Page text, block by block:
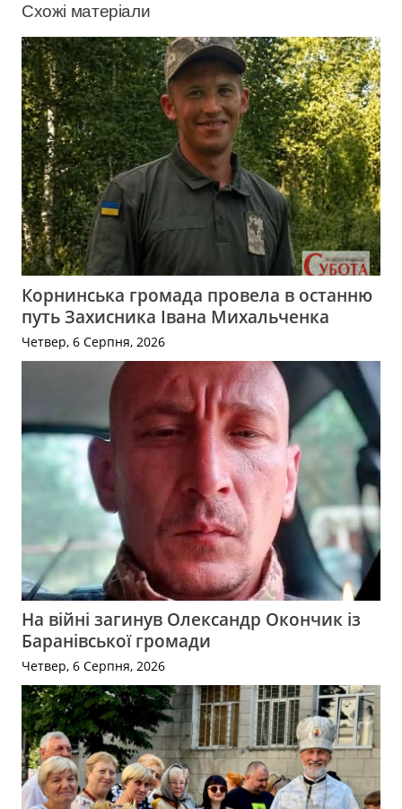
Схожі матеріали
Корнинська громада провела в останню
путь Захисника Івана Михальченка
Четвер, 6 Серпня, 2026
На війні загинув Олександр Окончик із
Баранівської громади
Четвер, 6 Серпня, 2026